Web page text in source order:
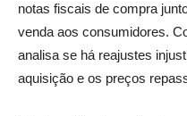
notas fiscais de compra
venda aos consumidores.
analisa se há reajustes
aquisição e os preços